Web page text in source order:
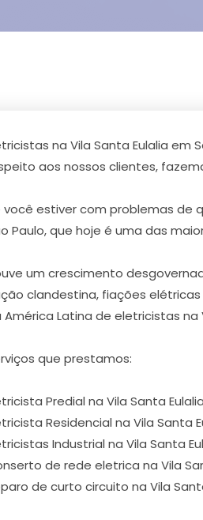
na Vila Santa Eulalia
aos nossos clientes,
você estiver com problemas de
Paulo, que hoje é uma das
um crescimento
clandestina, fiações elétricas
América Latina de eletricistas na
que prestamos:
Predial na Vila Santa Eulalia
Residencial na Vila Santa
Industrial na Vila Santa
de rede eletrica na Vila
de curto circuito na Vila